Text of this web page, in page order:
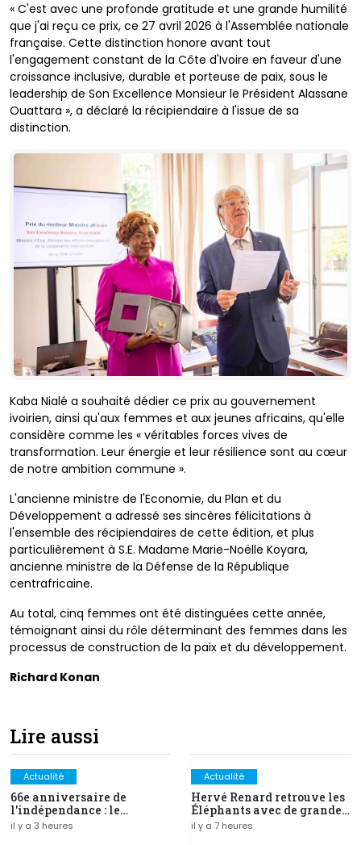
« C'est avec une profonde gratitude et une grande humilité
que j'ai reçu ce prix, ce 27 avril 2026 à l'Assemblée nationale
française. Cette distinction honore avant tout
l'engagement constant de la Côte d'Ivoire en faveur d'une
croissance inclusive, durable et porteuse de paix, sous le
leadership de Son Excellence Monsieur le Président Alassane
Ouattara », a déclaré la récipiendaire à l'issue de sa
distinction.
Kaba Nialé a souhaité dédier ce prix au gouvernement
ivoirien, ainsi qu'aux femmes et aux jeunes africains, qu'elle
considère comme les « véritables forces vives de
transformation. Leur énergie et leur résilience sont au cœur
de notre ambition commune ».
L'ancienne ministre de l'Economie, du Plan et du
Développement a adressé ses sincères félicitations à
l'ensemble des récipiendaires de cette édition, et plus
particulièrement à S.E. Madame Marie-Noëlle Koyara,
ancienne ministre de la Défense de la République
centrafricaine.
Au total, cinq femmes ont été distinguées cette année,
témoignant ainsi du rôle déterminant des femmes dans les
processus de construction de la paix et du développement.
Richard Konan
Lire aussi
Actualité
66e anniversaire de
l'indépendance : le
discours intégral du PR
Alassane Ouattara
il y a 3 heures
Actualité
Hervé Renard retrouve les
Éléphants avec de grandes
ambitions
il y a 7 heures